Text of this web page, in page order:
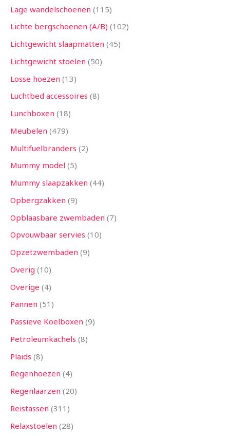
Lage wandelschoenen 115
Lichte bergschoenen (A/B) 102
Lichtgewicht slaapmatten 45
Lichtgewicht stoelen 50
Losse hoezen 13
Luchtbed accessoires 8
Lunchboxen 18
Meubelen 479
Multifuelbranders 2
Mummy model 5
Mummy slaapzakken 44
Opbergzakken 9
Opblaasbare zwembaden 7
Opvouwbaar servies 10
Opzetzwembaden 9
Overig 10
Overige 4
Pannen 51
Passieve Koelboxen 9
Petroleumkachels 8
Plaids 8
Regenhoezen 4
Regenlaarzen 20
Reistassen 311
Relaxstoelen 28